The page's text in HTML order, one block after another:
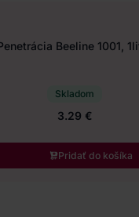
Beeline 1001,
Skladom
3.29 €
Pridať do košíka